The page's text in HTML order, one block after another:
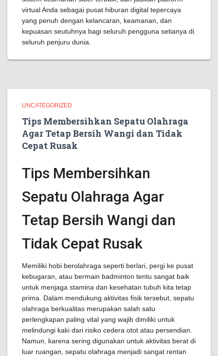
virtual Anda sebagai pusat hiburan digital tepercaya
yang penuh dengan kelancaran, keamanan, dan
kepuasan seutuhnya bagi seluruh pengguna setianya di
seluruh penjuru dunia.
UNCATEGORIZED
Tips Membersihkan Sepatu Olahraga
Agar Tetap Bersih Wangi dan Tidak
Cepat Rusak
Tips Membersihkan
Sepatu Olahraga Agar
Tetap Bersih Wangi dan
Tidak Cepat Rusak
Memiliki hobi berolahraga seperti berlari, pergi ke pusat
kebugaran, atau bermain badminton tentu sangat baik
untuk menjaga stamina dan kesehatan tubuh kita tetap
prima. Dalam mendukung aktivitas fisik tersebut, sepatu
olahraga berkualitas merupakan salah satu
perlengkapan paling vital yang wajib dimiliki untuk
melindungi kaki dari risiko cedera otot atau persendian.
Namun, karena sering digunakan untuk aktivitas berat di
luar ruangan, sepatu olahraga menjadi sangat rentan